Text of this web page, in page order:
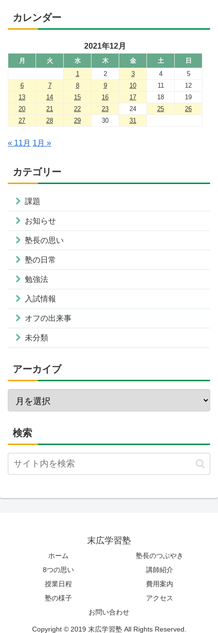
カレンダー
2021年12月
月 火 水 木 金 土
日
1
2 3 4
5
6
7 8 9 10 11
12
13
14 15 16 17 18
19
20
21 22 23 24 25
26
27
28 29 30 31
« 11月 1月 »
カテゴリー
課題
お知らせ
塾長の思い
塾の日常
勉強法
入試情報
オフの出来事
未分類
アーカイブ
検索
末広学習塾
ホーム
塾長のつぶやき
8つの思い
講師紹介
授業日程
費用案内
塾の様子
アクセス
お問い合わせ
Copyright © 2019 末広学習塾 All Rights Reserved.